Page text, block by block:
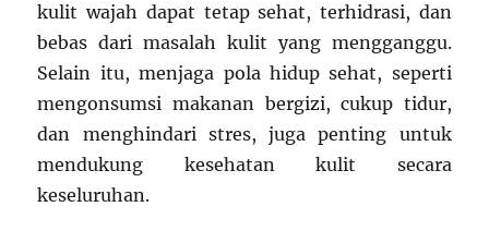
kulit wajah dapat tetap sehat, terhidrasi, dan
bebas dari masalah kulit yang mengganggu.
Selain itu, menjaga pola hidup sehat, seperti
mengonsumsi makanan bergizi, cukup tidur,
dan menghindari stres, juga penting untuk
mendukung kesehatan kulit secara
keseluruhan.